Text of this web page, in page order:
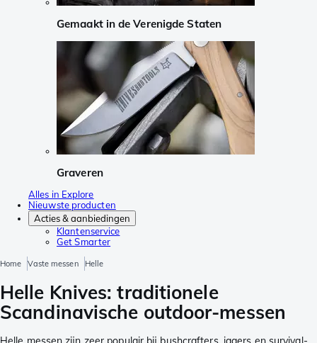
Gemaakt in de Verenigde Staten
Graveren
Alles in Explore
Nieuwste producten
Acties & aanbiedingen
Klantenservice
Get Smarter
Home Vaste messen Helle
Helle Knives: traditionele
Scandinavische outdoor-messen